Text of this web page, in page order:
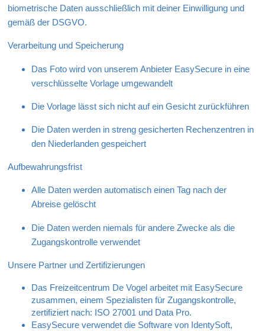
biometrische Daten ausschließlich mit deiner Einwilligung und
gemäß der DSGVO.
Verarbeitung und Speicherung
Das Foto wird von unserem Anbieter EasySecure in eine
verschlüsselte Vorlage umgewandelt
Die Vorlage lässt sich nicht auf ein Gesicht zurückführen
Die Daten werden in streng gesicherten Rechenzentren in
den Niederlanden gespeichert
Aufbewahrungsfrist
Alle Daten werden automatisch einen Tag nach der
Abreise gelöscht
Die Daten werden niemals für andere Zwecke als die
Zugangskontrolle verwendet
Unsere Partner und Zertifizierungen
Das Freizeitcentrum De Vogel arbeitet mit EasySecure
zusammen, einem Spezialisten für Zugangskontrolle,
zertifiziert nach: ISO 27001 und Data Pro.
EasySecure verwendet die Software von IdentySoft,